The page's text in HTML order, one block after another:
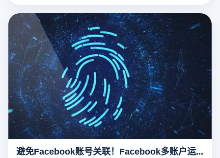
避免Facebook账号关联！Facebook多账户运营策略